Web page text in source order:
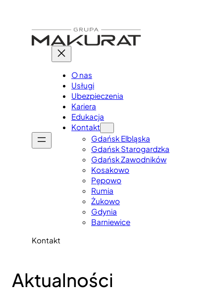
O nas
Usługi
Ubezpieczenia
Kariera
Edukacja
Kontakt
Gdańsk Elbląska
Gdańsk Starogardzka
Gdańsk Zawodników
Kosakowo
Pępowo
Rumia
Żukowo
Gdynia
Barniewice
Kontakt
Aktualności